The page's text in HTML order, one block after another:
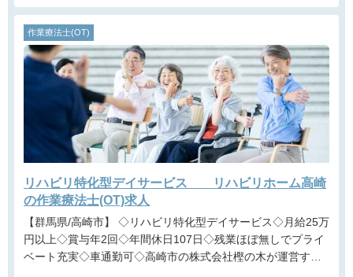
作業療法士(OT)
リハビリ特化型デイサービス リハビリホーム高崎
の作業療法士(OT)求人
【群馬県/高崎市】 ◇リハビリ特化型デイサービス◇月給25万
円以上◇賞与年2回◇年間休日107日◇残業ほぼ無しでプライ
ベート充実◇車通勤可◇高崎市の株式会社樫の木が運営する